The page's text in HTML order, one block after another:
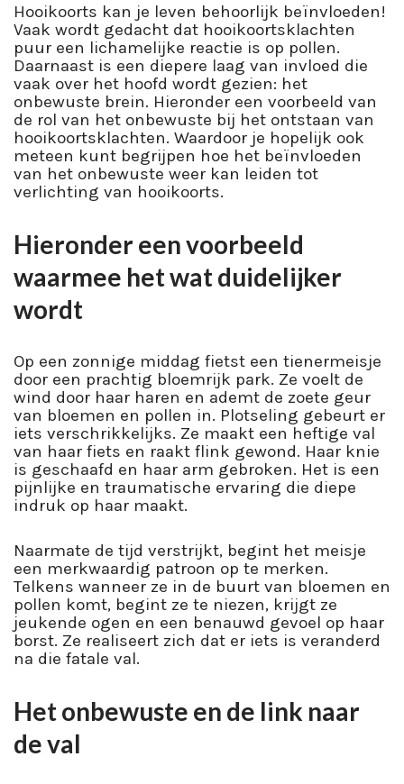
Hooikoorts kan je leven behoorlijk beïnvloeden!
Vaak wordt gedacht dat hooikoortsklachten
puur een lichamelijke reactie is op pollen.
Daarnaast is een diepere laag van invloed die
vaak over het hoofd wordt gezien: het
onbewuste brein. Hieronder een voorbeeld van
de rol van het onbewuste bij het ontstaan van
hooikoortsklachten. Waardoor je hopelijk ook
meteen kunt begrijpen hoe het beïnvloeden
van het onbewuste weer kan leiden tot
verlichting van hooikoorts.
Hieronder een voorbeeld
waarmee het wat duidelijker
wordt
Op een zonnige middag fietst een tienermeisje
door een prachtig bloemrijk park. Ze voelt de
wind door haar haren en ademt de zoete geur
van bloemen en pollen in. Plotseling gebeurt er
iets verschrikkelijks. Ze maakt een heftige val
van haar fiets en raakt flink gewond. Haar knie
is geschaafd en haar arm gebroken. Het is een
pijnlijke en traumatische ervaring die diepe
indruk op haar maakt.
Naarmate de tijd verstrijkt, begint het meisje
een merkwaardig patroon op te merken.
Telkens wanneer ze in de buurt van bloemen en
pollen komt, begint ze te niezen, krijgt ze
jeukende ogen en een benauwd gevoel op haar
borst. Ze realiseert zich dat er iets is veranderd
na die fatale val.
Het onbewuste en de link naar
de val